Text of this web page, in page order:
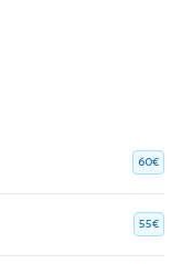
60€
55€